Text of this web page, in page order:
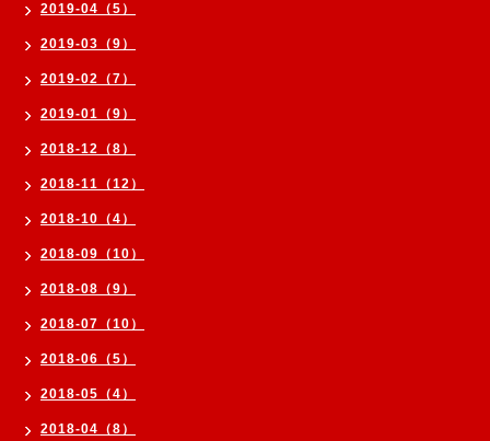
2019-04（5）
2019-03（9）
2019-02（7）
2019-01（9）
2018-12（8）
2018-11（12）
2018-10（4）
2018-09（10）
2018-08（9）
2018-07（10）
2018-06（5）
2018-05（4）
2018-04（8）